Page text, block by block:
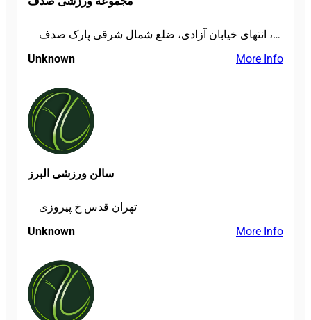
میدان هروی، خیابان وفامنش، انتهای خیابان آزادی، ضلع شمال شرقی پارک صدف
Unknown
More Info
سالن ورزشی البرز
تهران قدس خ پیروزی
Unknown
More Info